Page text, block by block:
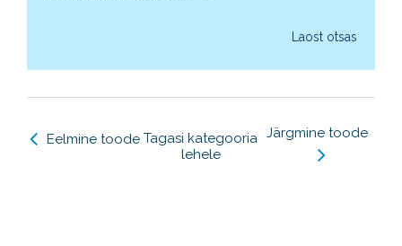
Laost otsas
Eelmine toode Tagasi kategooria
lehele
Järgmine toode